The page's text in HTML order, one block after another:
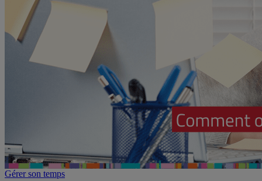
Gérer son temps